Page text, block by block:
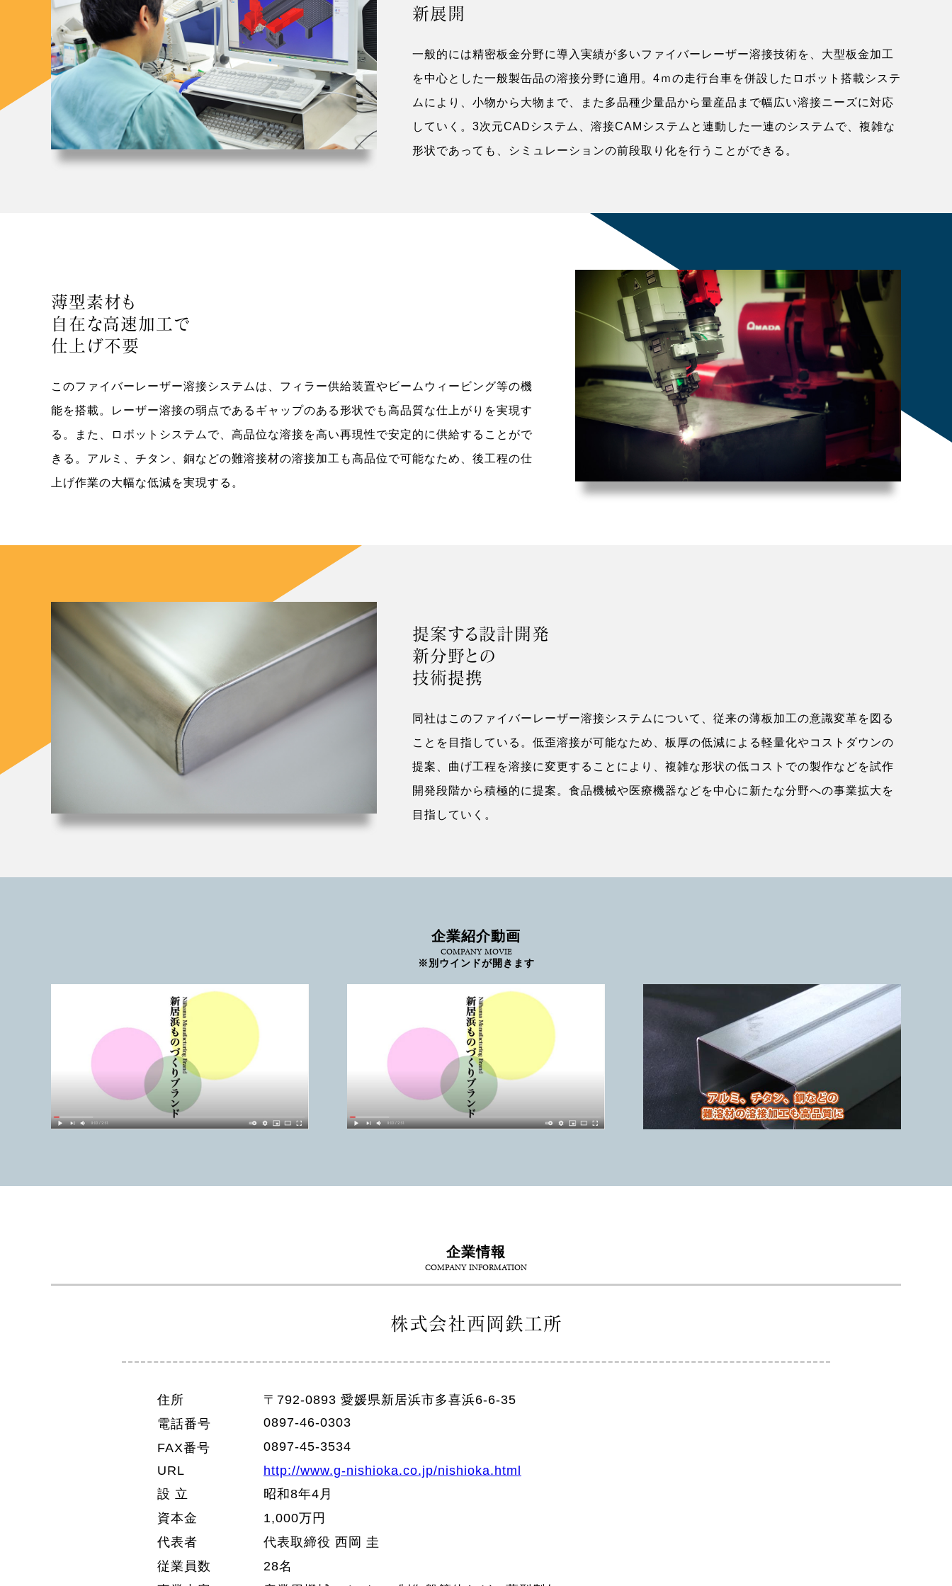
新展開
一般的には精密板金分野に導入実績が多いファイバーレーザー溶接技術を、大型板金加工
を中心とした一般製缶品の溶接分野に適用。4ｍの走行台車を併設したロボット搭載システ
ムにより、小物から大物まで、また多品種少量品から量産品まで幅広い溶接ニーズに対応
していく。3次元CADシステム、溶接CAMシステムと連動した一連のシステムで、複雑な
形状であっても、シミュレーションの前段取り化を行うことができる。
薄型素材も
自在な高速加工で
仕上げ不要
このファイバーレーザー溶接システムは、フィラー供給装置やビームウィービング等の機
能を搭載。レーザー溶接の弱点であるギャップのある形状でも高品質な仕上がりを実現す
る。また、ロボットシステムで、高品位な溶接を高い再現性で安定的に供給することがで
きる。アルミ、チタン、銅などの難溶接材の溶接加工も高品位で可能なため、後工程の仕
上げ作業の大幅な低減を実現する。
提案する設計開発
新分野との
技術提携
同社はこのファイバーレーザー溶接システムについて、従来の薄板加工の意識変革を図る
ことを目指している。低歪溶接が可能なため、板厚の低減による軽量化やコストダウンの
提案、曲げ工程を溶接に変更することにより、複雑な形状の低コストでの製作などを試作
開発段階から積極的に提案。食品機械や医療機器などを中心に新たな分野への事業拡大を
目指していく。
企業紹介動画
COMPANY MOVIE
※別ウインドが開きます
企業情報
COMPANY INFORMATION
株式会社西岡鉄工所
住所
〒792-0893 愛媛県新居浜市多喜浜6-6-35
電話番号
0897-46-0303
FAX番号
0897-45-3534
URL
http://www.g-nishioka.co.jp/nishioka.html
設 立
昭和8年4月
資本金
1,000万円
代表者
代表取締役 西岡 圭
従業員数
28名